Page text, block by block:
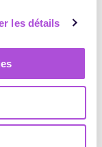
les détails
cliente
es el motor del
que no
a los
debe
Cualquier
de